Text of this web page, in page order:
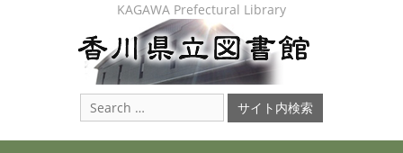
KAGAWA Prefectural Library
Search
for: